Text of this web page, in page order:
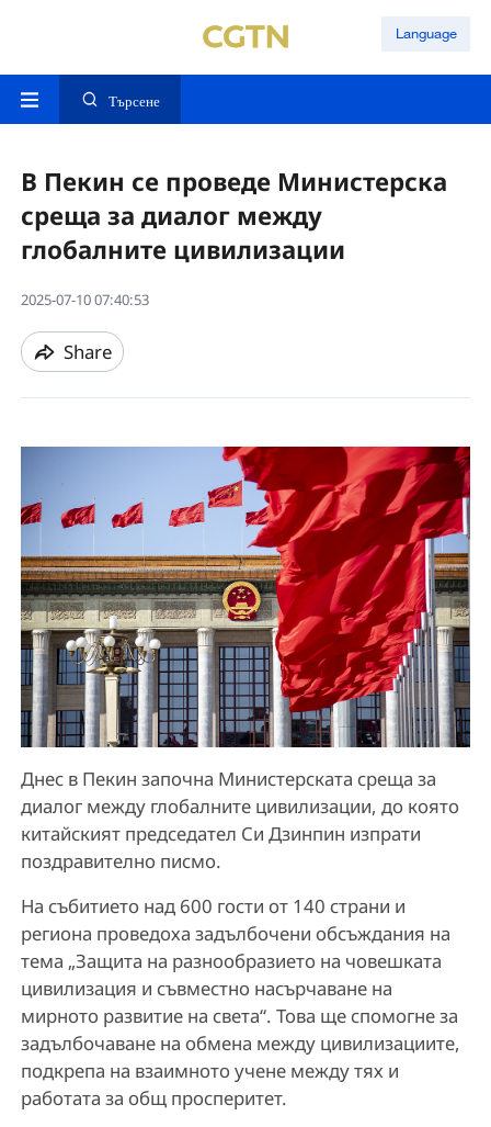
Language
Търсене
В Пекин се проведе Министерска
среща за диалог между
глобалните цивилизации
2025-07-10 07:40:53
Share
Днес в Пекин започна Министерската среща за
диалог между глобалните цивилизации, до която
китайският председател Си Дзинпин изпрати
поздравително писмо.
На събитието над 600 гости от 140 страни и
региона проведоха задълбочени обсъждания на
тема „Защита на разнообразието на човешката
цивилизация и съвместно насърчаване на
мирното развитие на света“. Това ще спомогне за
задълбочаване на обмена между цивилизациите,
подкрепа на взаимното учене между тях и
работата за общ просперитет.